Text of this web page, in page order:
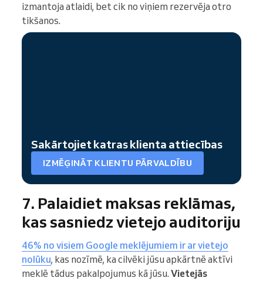
izmantoja atlaidi, bet cik no viņiem rezervēja otro
tikšanos.
Sakārtojiet katras klienta attiecības
IZMĒĢINĀT KLIENTU PĀRVALDĪBU
7. Palaidiet maksas reklāmas,
kas sasniedz vietejo auditoriju
46% no visiem Google meklējumiem ir ar vietejo
nolūku, kas nozīmē, ka cilvēki jūsu apkārtnē aktīvi
meklē tādus pakalpojumus kā jūsu. Vietejās